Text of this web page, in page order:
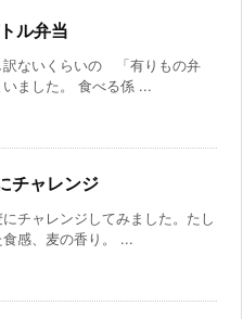
ル弁当
訳ないくらいの 「有りもの弁
ました。 食べる係 ...
チャレンジ
チャレンジしてみました。たし
感、麦の香り。 ...